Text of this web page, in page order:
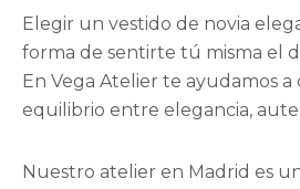
Elegir un vestido de novia
forma de sentirte tú misma el
En Vega Atelier te ayudamos a
equilibrio entre elegancia,
Nuestro atelier en Madrid es